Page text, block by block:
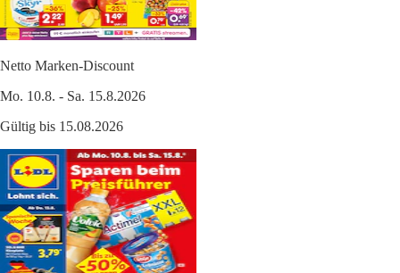
Netto Marken-Discount
Mo. 10.8. - Sa. 15.8.2026
Gültig bis 15.08.2026